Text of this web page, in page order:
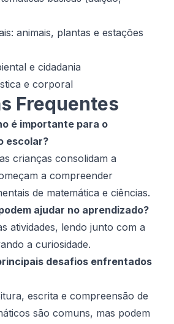
animais, plantas e estações
e cidadania
e corporal
Frequentes
é importante para o
escolar?
crianças consolidam a
a compreender
de matemática e ciências.
ajudar no aprendizado?
atividades, lendo junto com a
a curiosidade.
desafios enfrentados
escrita e compreensão de
são comuns, mas podem